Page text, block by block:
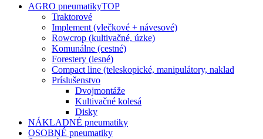
AGRO pneumatikyTOP
Traktorové
Implement (vlečkové + návesové)
Rowcrop (kultivačné, úzke)
Komunálne (cestné)
Forestery (lesné)
Compact line (teleskopické, manipulátory, naklad
Príslušenstvo
Dvojmontáže
Kultivačné kolesá
Disky
NÁKLADNÉ pneumatiky
OSOBNÉ pneumatiky